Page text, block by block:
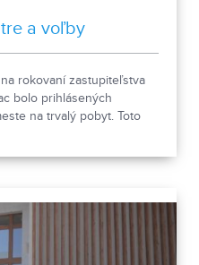
a voľby
rokovaní zastupiteľstva
bolo prihlásených
na trvalý pobyt. Toto